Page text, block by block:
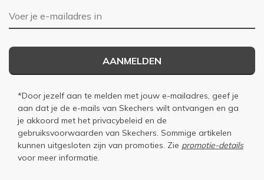
E-mailadres
AANMELDEN
*Door jezelf aan te melden met jouw e-mailadres, geef je
aan dat je de e-mails van Skechers wilt ontvangen en ga
je akkoord met het privacybeleid en de
gebruiksvoorwaarden van Skechers. Sommige artikelen
kunnen uitgesloten zijn van promoties. Zie promotie-details
voor meer informatie.